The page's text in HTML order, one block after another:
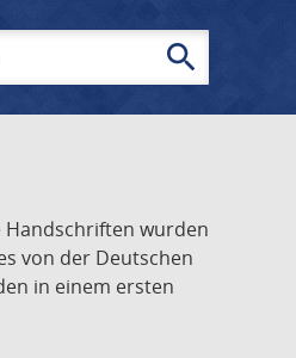
search
Handschriften wurden
von der Deutschen
in einem ersten